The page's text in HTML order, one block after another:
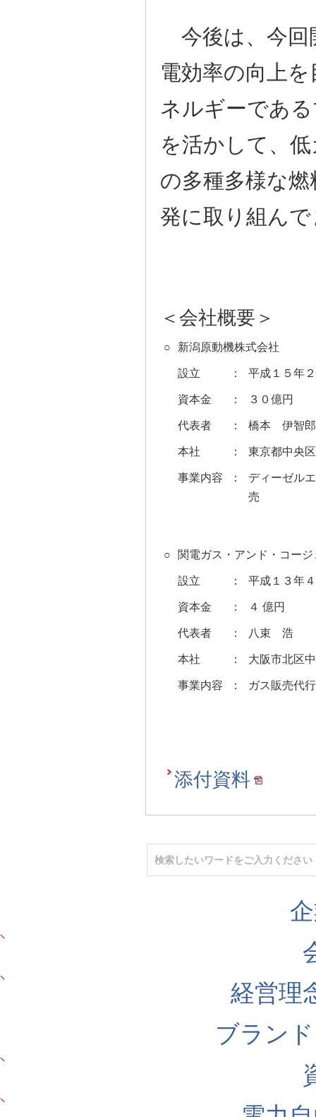
今後は、今回
電効率の向上
ネルギーであ
を活かして、
の多種多様な
発に取り組ん
＜会社概要＞
○ 新潟原動機株式会社
設立 ： 平成１５年
資本金 ： ３０億円
代表者 ： 橋本 伊智郎
本社 ： 東京都中央
事業内容 ：
ディーゼル
売
○ 関電ガス・アンド・コー
設立 ： 平成１３年
資本金 ： ４ 億円
代表者 ： 八束 浩
本社 ： 大阪市北区
事業内容 ： ガス販売代
添付資料
経営理
ブラン